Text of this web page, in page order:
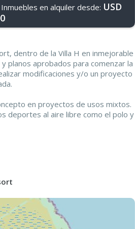
Inmuebles en alquiler desde: USD
dentro de la Villa H en inmejorable
planos aprobados para comenzar la
modificaciones y/o un proyecto
en proyectos de usos mixtos.
deportes al aire libre como el polo y
de primer nivel. Ubicado en el Gran
por la autopista Buenos Aires
rodeadas de arboleda y un
Abril de estilo Francés.
siguiendo las formas y
los lotes tienen vistas verdes,
y manteniendo el 50 por ciento de
la vida de barrio privado sino las